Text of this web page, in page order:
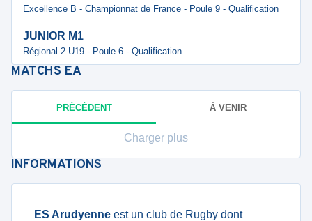
Excellence B - Championnat de France - Poule 9 - Qualification
JUNIOR M1
Régional 2 U19 - Poule 6 - Qualification
MATCHS EA
PRÉCÉDENT À VENIR
Charger plus
INFORMATIONS
ES Arudyenne est un club de Rugby dont